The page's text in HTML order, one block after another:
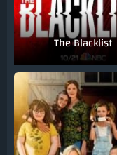
The Blacklist